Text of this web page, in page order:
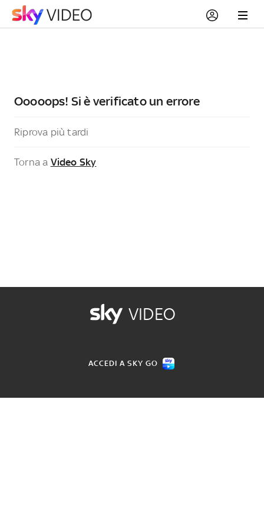
Ooooops! Si è verificato un errore
Riprova più tardi
Torna a Video Sky
VIDEO
ACCEDI A SKY GO